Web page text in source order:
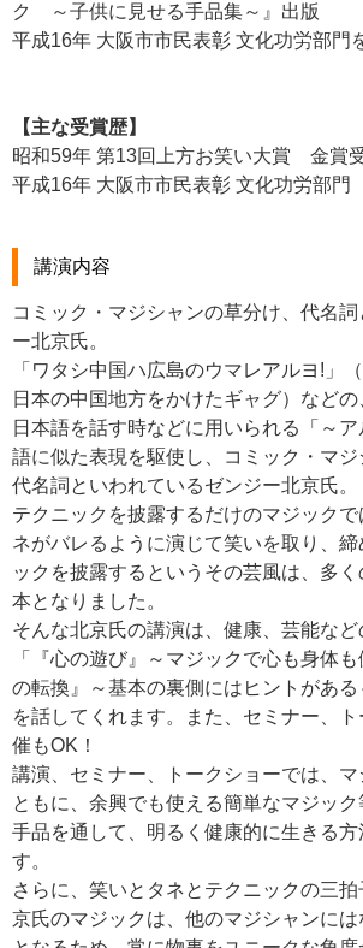
ク ～子供に見せる手品集～』出版
平成16年 大阪市市民表彰 文化功労部門
【主な受賞歴】
昭和59年 第13回上方お笑い大賞 金賞
平成16年 大阪市市民表彰 文化功労部
講演内容
コミック・マジシャンの草分け、代名
ー北京氏。
「ワタシ中国ハ広島のウマレアルヨ!」
日本の中国地方をかけたギャグ）など
日本語を話す時などに用いられる「～
語に似た表現を駆使し、コミック・マジ
代名詞といわれているゼンジー北京氏。
テクニックを披露するだけのマジック
ネがバレるように演じて笑いを取り、
ックを披露するというその芸風は、多
本となりました。
そんな北京氏の講演は、健康、芸能など
「『心の遊び』～マジックで心も身体
の転換』～基本の裏側にはヒントがあ
を話してくれます。また、セミナー、
催もOK！
講演、セミナー、トークショーでは、マ
ともに、余興でも使える簡単なマジッ
手品を通して、明るく健康的に生きる方
す。
さらに、笑いとタネとテクニックの三
京氏のマジックは、他のマジシャンに